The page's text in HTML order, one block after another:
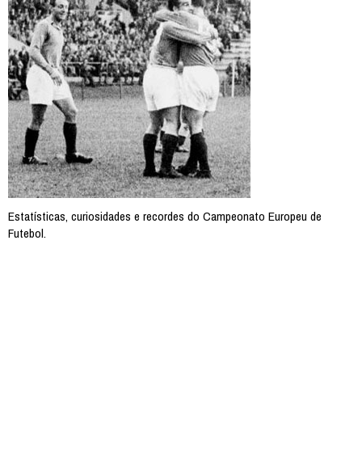
Estatísticas, curiosidades e recordes do Campeonato Europeu de
Futebol.